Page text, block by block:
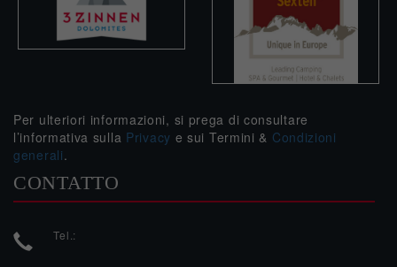
Per ulteriori informazioni, si prega di consultare
l’informativa sulla Privacy e sui Termini & Condizioni
generali.
CONTATTO
Tel.: